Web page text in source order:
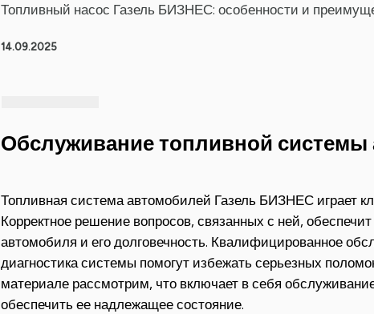
Топливный насос Газель БИЗНЕС: особенности и
14.09.2025
Обслуживание топливной системы
Топливная система автомобилей Газель БИЗНЕС играет
Корректное решение вопросов, связанных с ней,
автомобиля и его долговечность. Квалифицированное
диагностика системы помогут избежать серьезных
материале рассмотрим, что включает в себя
обеспечить ее надлежащее состояние.